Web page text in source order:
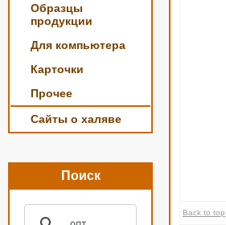
Образцы
продукции
Для компьютера
Карточки
Прочее
Сайты о халяве
Поиск
Back to top